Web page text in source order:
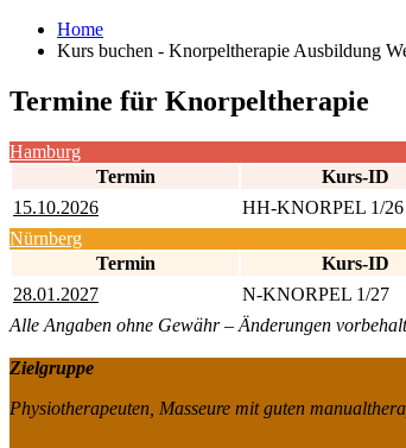
Home
Kurs buchen - Knorpeltherapie Ausbildung
Termine für Knorpeltherapie
Hamburg
Termin
Kurs-ID
15.10.2026
HH-KNORPEL 1/26
Nürnberg
Termin
Kurs-ID
28.01.2027
N-KNORPEL 1/27
Alle Angaben ohne Gewähr – Änderungen
Zielgruppe
Physiotherapeuten, Masseure mit guten